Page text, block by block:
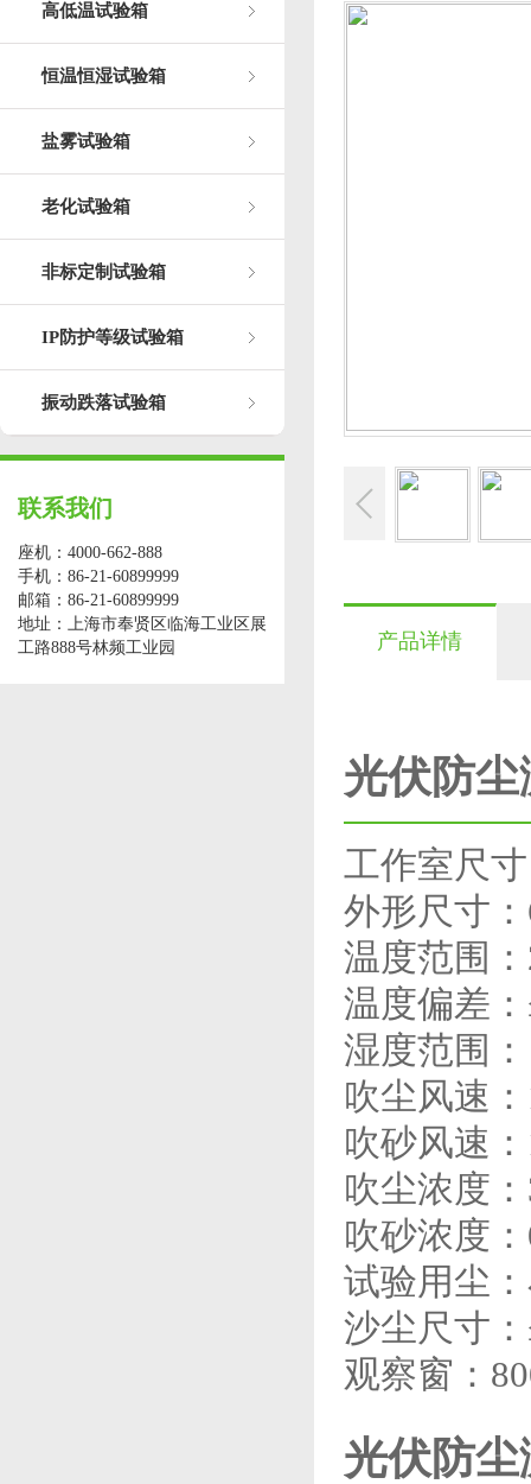
高低温试验箱
恒温恒湿试验箱
盐雾试验箱
老化试验箱
非标定制试验箱
IP防护等级试验箱
振动跌落试验箱
联系我们
座机：4000-662-888
手机：86-21-60899999
邮箱：86-21-60899999
地址：上海市奉贤区临海工业区展
工路888号林频工业园
产品详情
光伏防
工作室尺
外形尺寸
温度范围
温度偏差
湿度范围
吹尘风速
吹砂风速
吹尘浓度：
吹砂浓度：
试验用尘
沙尘尺寸
观察窗：
光伏防